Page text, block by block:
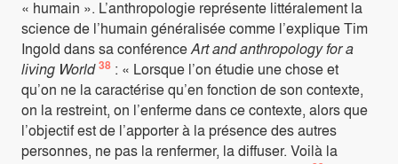
« humain ». L’anthropologie représente littéralement la
science de l’humain généralisée comme l’explique Tim
Ingold dans sa conférenceArt and anthropology for a
living World 38 : « Lorsque l’on étudie une chose et
qu’on ne la caractérise qu’en fonction de son contexte,
on la restreint, on l’enferme dans ce contexte, alors que
l’objectif est de l’apporter à la présence des autres
personnes, ne pas la renfermer, la diffuser. Voilà la